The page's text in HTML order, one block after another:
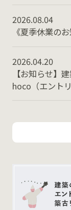
2026.08.04
《夏季休業の
2026.04.20
【お知らせ】
hoco（エント